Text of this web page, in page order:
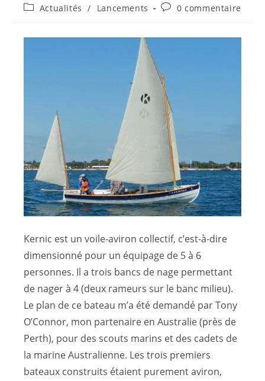
Actualités
/ Lancements 0 commentaire
Kernic est un voile-aviron collectif, c’est-à-dire
dimensionné pour un équipage de 5 à 6
personnes. Il a trois bancs de nage permettant
de nager à 4 (deux rameurs sur le banc milieu).
Le plan de ce bateau m’a été demandé par Tony
O’Connor, mon partenaire en Australie (près de
Perth), pour des scouts marins et des cadets de
la marine Australienne. Les trois premiers
bateaux construits étaient purement aviron,